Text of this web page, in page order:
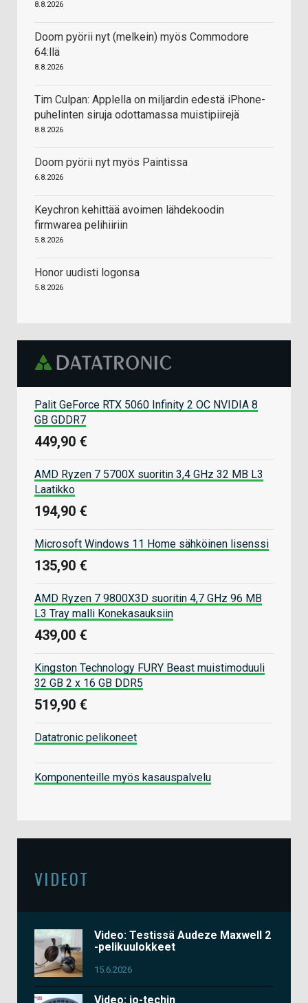
8.8.2026
Doom pyörii nyt (melkein) myös Commodore
64:llä
8.8.2026
Tim Culpan: Applella on miljardin edestä iPhone-
puhelinten siruja odottamassa muistipiirejä
8.8.2026
Doom pyörii nyt myös Paintissa
6.8.2026
Keychron kehittää avoimen lähdekoodin
firmwarea pelihiiriin
5.8.2026
Honor uudisti logonsa
5.8.2026
Palit GeForce RTX 5060 Infinity 2 OC NVIDIA 8
GB GDDR7
449,90 €
AMD Ryzen 7 5700X suoritin 3,4 GHz 32 MB L3
Laatikko
194,90 €
Microsoft Windows 11 Home sähköinen lisenssi
135,90 €
AMD Ryzen 7 9800X3D suoritin 4,7 GHz 96 MB
L3 Tray malli Konekasauksiin
439,00 €
Kingston Technology FURY Beast muistimoduuli
32 GB 2 x 16 GB DDR5
519,90 €
Datatronic pelikoneet
Komponenteille myös kasauspalvelu
VIDEOT
Video: Testissä Audeze Maxwell 2
-pelikuulokkeet
15.6.2026
Video: io-techin